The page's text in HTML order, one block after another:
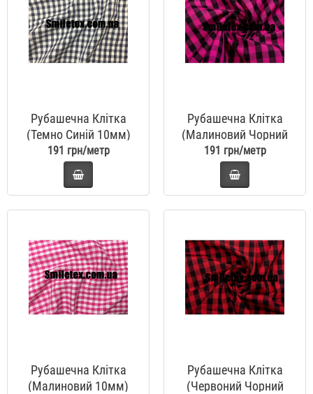
Рубашечна Клітка
(Темно Синій 10мм)
191 грн/метр
Рубашечна Клітка
(Малиновий Чорний
10мм)
191 грн/метр
Рубашечна Клітка
(Малиновий 10мм)
Рубашечна Клітка
(Червоний Чорний